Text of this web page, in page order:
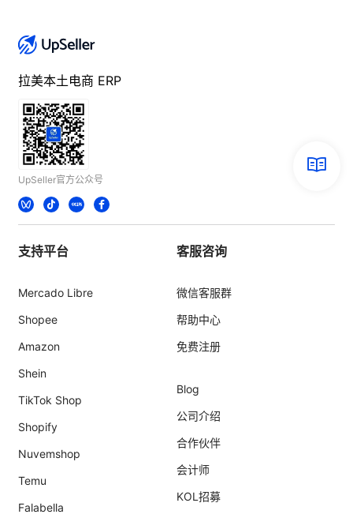
拉美本土电商 ERP
UpSeller官方公众号
支持平台
Mercado Libre
Shopee
Amazon
Shein
TikTok Shop
Shopify
Nuvemshop
Temu
Falabella
客服咨询
微信客服群
帮助中心
免费注册
Blog
公司介绍
合作伙伴
会计师
KOL招募